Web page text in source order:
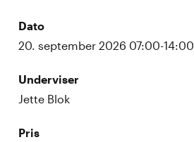
Dato
20. september 2026 07:00-14:00
Underviser
Jette Blok
Pris